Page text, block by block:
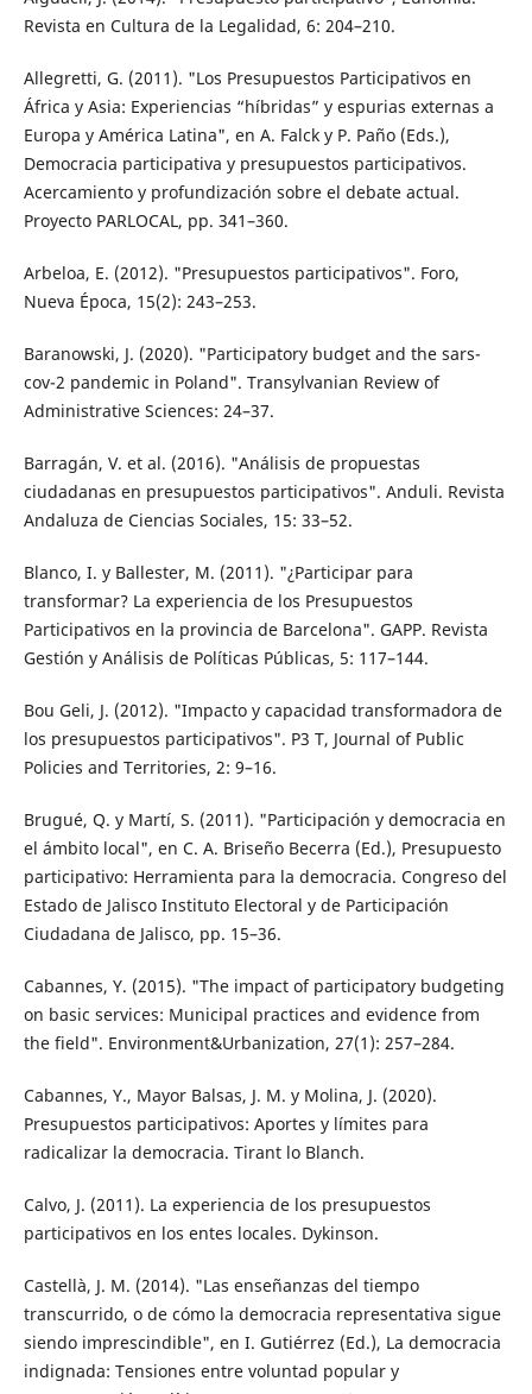
Revista en Cultura de la Legalidad, 6: 204–210.
Allegretti, G. (2011). "Los Presupuestos Participativos en
África y Asia: Experiencias “híbridas” y espurias externas a
Europa y América Latina", en A. Falck y P. Paño (Eds.),
Democracia participativa y presupuestos participativos.
Acercamiento y profundización sobre el debate actual.
Proyecto PARLOCAL, pp. 341–360.
Arbeloa, E. (2012). "Presupuestos participativos". Foro,
Nueva Época, 15(2): 243–253.
Baranowski, J. (2020). "Participatory budget and the sars-
cov-2 pandemic in Poland". Transylvanian Review of
Administrative Sciences: 24–37.
Barragán, V. et al. (2016). "Análisis de propuestas
ciudadanas en presupuestos participativos". Anduli. Revista
Andaluza de Ciencias Sociales, 15: 33–52.
Blanco, I. y Ballester, M. (2011). "¿Participar para
transformar? La experiencia de los Presupuestos
Participativos en la provincia de Barcelona". GAPP. Revista
Gestión y Análisis de Políticas Públicas, 5: 117–144.
Bou Geli, J. (2012). "Impacto y capacidad transformadora de
los presupuestos participativos". P3 T, Journal of Public
Policies and Territories, 2: 9–16.
Brugué, Q. y Martí, S. (2011). "Participación y democracia en
el ámbito local", en C. A. Briseño Becerra (Ed.), Presupuesto
participativo: Herramienta para la democracia. Congreso del
Estado de Jalisco Instituto Electoral y de Participación
Ciudadana de Jalisco, pp. 15–36.
Cabannes, Y. (2015). "The impact of participatory budgeting
on basic services: Municipal practices and evidence from
the field". Environment&Urbanization, 27(1): 257–284.
Cabannes, Y., Mayor Balsas, J. M. y Molina, J. (2020).
Presupuestos participativos: Aportes y límites para
radicalizar la democracia. Tirant lo Blanch.
Calvo, J. (2011). La experiencia de los presupuestos
participativos en los entes locales. Dykinson.
Castellà, J. M. (2014). "Las enseñanzas del tiempo
transcurrido, o de cómo la democracia representativa sigue
siendo imprescindible", en I. Gutiérrez (Ed.), La democracia
indignada: Tensiones entre voluntad popular y